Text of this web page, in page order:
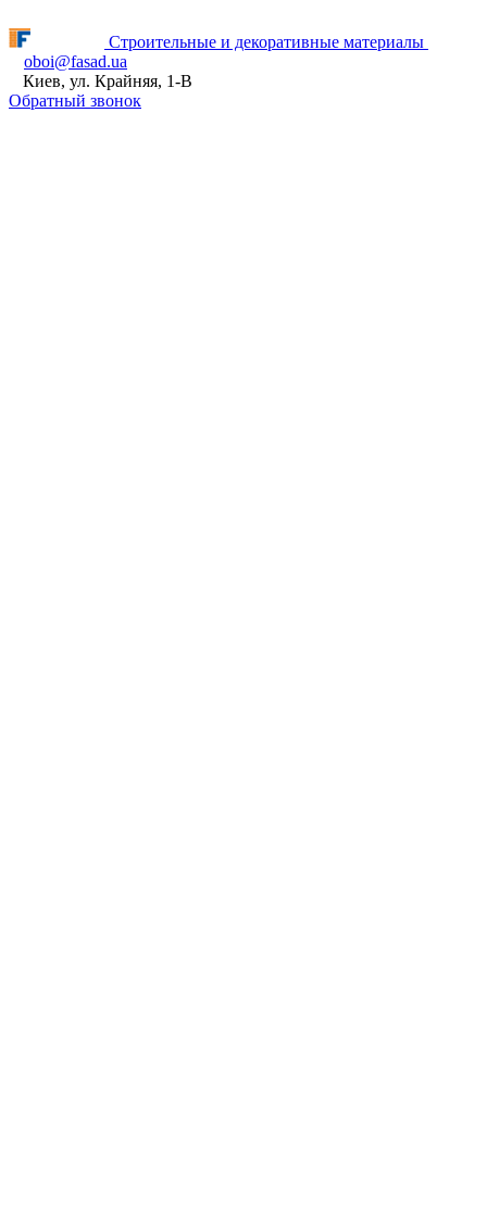
Строительные и декоративные материалы
oboi@fasad.ua
Киев, ул. Крайняя, 1-В
Обратный звонок